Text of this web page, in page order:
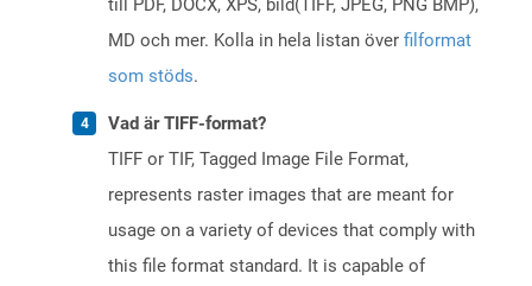
till PDF, DOCX, XPS, bild(TIFF, JPEG, PNG BMP),
MD och mer. Kolla in hela listan över filformat
som stöds.
Vad är TIFF-format?
TIFF or TIF, Tagged Image File Format,
represents raster images that are meant for
usage on a variety of devices that comply with
this file format standard. It is capable of